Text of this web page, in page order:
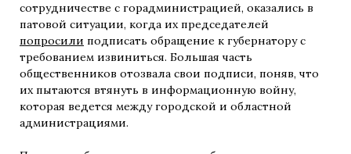
сотрудничестве с горадминистрацией, оказались в
патовой ситуации, когда их председателей
попросили подписать обращение к губернатору с
требованием извиниться. Большая часть
общественников отозвала свои подписи, поняв, что
их пытаются втянуть в информационную войну,
которая ведется между городской и областной
администрациями.